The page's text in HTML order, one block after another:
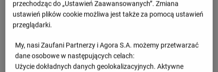
Grupa E, 3 kolejka
Środa 24.01.2024, godzina 17:00
przechodząc do „Ustawień Zaawansowanych”. Zmiana
ustawień plików cookie możliwa jest także za pomocą ustawień
przeglądarki.
My, nasi Zaufani Partnerzy i Agora S.A. możemy przetwarzać
dane osobowe w następujących celach:
Użycie dokładnych danych geolokalizacyjnych. Aktywne